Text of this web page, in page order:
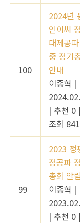
100
2024년
인이씨
대제공
중 정기
안내
이종혁 |
| 추천 0 |
조회 841
99
2023 정
정공파
총회 알림
이종혁 |
| 추천 0 |